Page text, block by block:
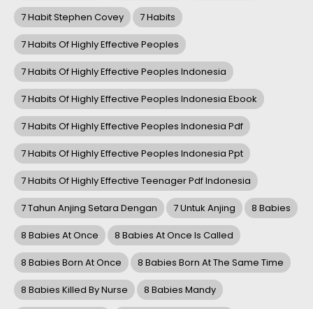
7 Habit Stephen Covey 7 Habits
7 Habits Of Highly Effective Peoples
7 Habits Of Highly Effective Peoples Indonesia
7 Habits Of Highly Effective Peoples Indonesia Ebook
7 Habits Of Highly Effective Peoples Indonesia Pdf
7 Habits Of Highly Effective Peoples Indonesia Ppt
7 Habits Of Highly Effective Teenager Pdf Indonesia
7 Tahun Anjing Setara Dengan 7 Untuk Anjing 8 Babies
8 Babies At Once 8 Babies At Once Is Called
8 Babies Born At Once 8 Babies Born At The Same Time
8 Babies Killed By Nurse 8 Babies Mandy